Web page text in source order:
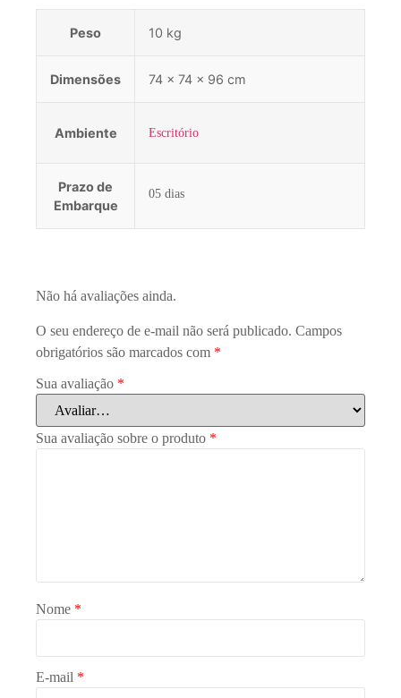
Peso 10 kg
Dimensões 74 × 74 × 96 cm
Ambiente Escritório
Prazo de
Embarque
05 dias
Não há avaliações ainda.
O seu endereço de e-mail não será publicado. Campos
obrigatórios são marcados com *
Sua avaliação *
Sua avaliação sobre o produto *
Nome *
E-mail *